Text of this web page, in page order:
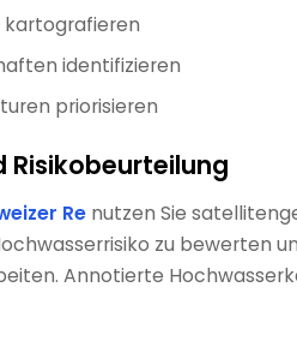
kartografieren
identifizieren
priorisieren
Risikobeurteilung
Re nutzen Sie
zu bewerten
Annotierte